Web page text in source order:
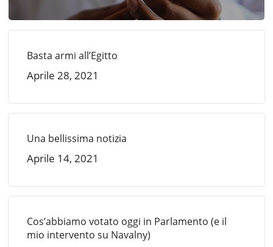
Basta armi all’Egitto
Aprile 28, 2021
Una bellissima notizia
Aprile 14, 2021
Cos’abbiamo votato oggi in Parlamento (e il
mio intervento su Navalny)